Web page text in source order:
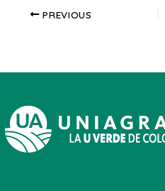
PREVIOUS